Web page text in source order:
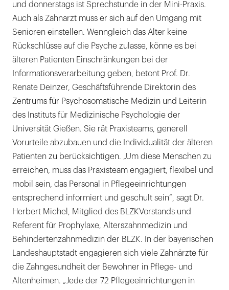
und donnerstags ist Sprechstunde in der Mini-Praxis.
Auch als Zahnarzt muss er sich auf den Umgang mit
Senioren einstellen. Wenngleich das Alter keine
Rückschlüsse auf die Psyche zulasse, könne es bei
älteren Patienten Einschränkungen bei der
Informationsverarbeitung geben, betont Prof. Dr.
Renate Deinzer, Geschäftsführende Direktorin des
Zentrums für Psychosomatische Medizin und Leiterin
des Instituts für Medizinische Psychologie der
Universität Gießen. Sie rät Praxisteams, generell
Vorurteile abzubauen und die Individualität der älteren
Patienten zu berücksichtigen. „Um diese Menschen zu
erreichen, muss das Praxisteam engagiert, flexibel und
mobil sein, das Personal in Pflegeeinrichtungen
entsprechend informiert und geschult sein“, sagt Dr.
Herbert Michel, Mitglied des BLZKVorstands und
Referent für Prophylaxe, Alterszahnmedizin und
Behindertenzahnmedizin der BLZK. In der bayerischen
Landeshauptstadt engagieren sich viele Zahnärzte für
die Zahngesundheit der Bewohner in Pflege- und
Altenheimen. „Jede der 72 Pflegeeinrichtungen in